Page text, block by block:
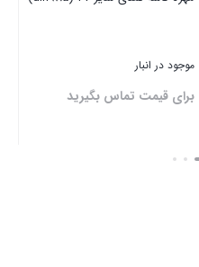
موجود در انبار
برای قیمت تماس بگیرید
بستن